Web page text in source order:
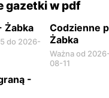
gazetki w pdf
Żabka
do 2026-
Codzienne
Żabka
Ważna od
08-11
-